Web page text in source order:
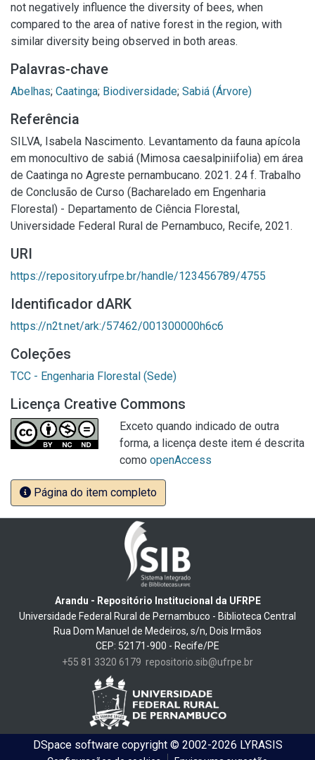
not negatively influence the diversity of bees, when
compared to the area of native forest in the region, with
similar diversity being observed in both areas.
Palavras-chave
Abelhas; Caatinga; Biodiversidade; Sabiá (Árvore)
Referência
SILVA, Isabela Nascimento. Levantamento da fauna apícola
em monocultivo de sabiá (Mimosa caesalpiniifolia) em área
de Caatinga no Agreste pernambucano. 2021. 24 f. Trabalho
de Conclusão de Curso (Bacharelado em Engenharia
Florestal) - Departamento de Ciência Florestal,
Universidade Federal Rural de Pernambuco, Recife, 2021.
URI
https://repository.ufrpe.br/handle/123456789/4755
Identificador dARK
https://n2t.net/ark:/57462/001300000h6c6
Coleções
TCC - Engenharia Florestal (Sede)
Licença Creative Commons
Exceto quando indicado de outra
forma, a licença deste item é descrita
como openAccess
Página do item completo
Arandu - Repositório Institucional da UFRPE
Universidade Federal Rural de Pernambuco - Biblioteca Central
Rua Dom Manuel de Medeiros, s/n, Dois Irmãos
CEP: 52171-900 - Recife/PE
+55 81 3320 6179 repositorio.sib@ufrpe.br
DSpace softwarecopyright © 2002-2026 LYRASIS